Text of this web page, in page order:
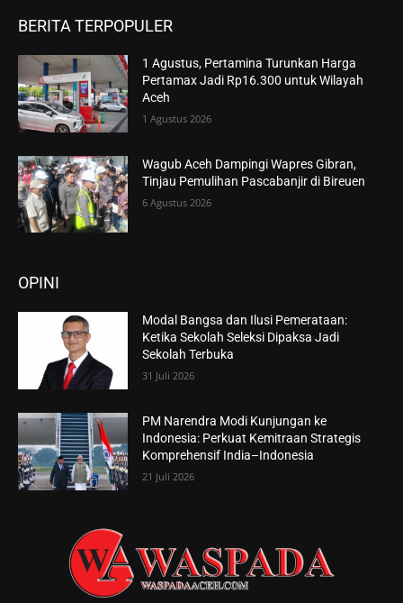
BERITA TERPOPULER
1 Agustus, Pertamina Turunkan Harga
Pertamax Jadi Rp16.300 untuk Wilayah
Aceh
1 Agustus 2026
Wagub Aceh Dampingi Wapres Gibran,
Tinjau Pemulihan Pascabanjir di Bireuen
6 Agustus 2026
OPINI
Modal Bangsa dan Ilusi Pemerataan:
Ketika Sekolah Seleksi Dipaksa Jadi
Sekolah Terbuka
31 Juli 2026
PM Narendra Modi Kunjungan ke
Indonesia: Perkuat Kemitraan Strategis
Komprehensif India–Indonesia
21 Juli 2026